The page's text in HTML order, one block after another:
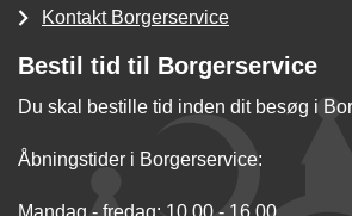
Kontakt Borgerservice
Bestil tid til Borgerservice
Du skal bestille tid inden dit besøg i
Åbningstider i Borgerservice:
Mandag - fredag: 10.00 - 16.00